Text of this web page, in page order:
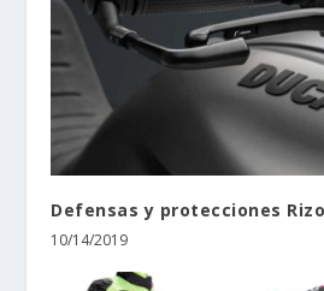
Defensas y protecciones
10/14/2019